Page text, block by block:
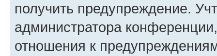
получить предупреждение.
администратора
отношения к